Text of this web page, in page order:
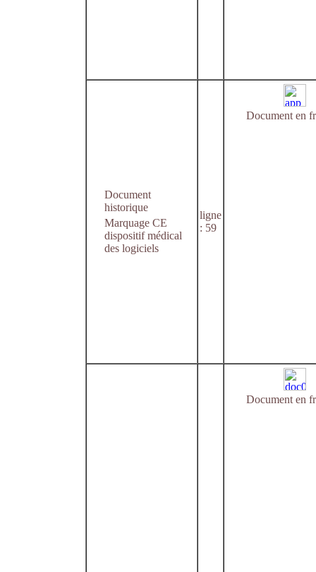
Document
historique
Marquage CE
dispositif médical
des logiciels
ligne
: 59
Document en
Document en